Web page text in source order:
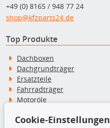
+49 (0) 8165 / 948 77 24
shop@kfzparts24.de
Top Produkte
Dachboxen
Dachgrundträger
Ersatzteile
Fahrradträger
Motoröle
Schneeketten
Cookie-Einstellungen